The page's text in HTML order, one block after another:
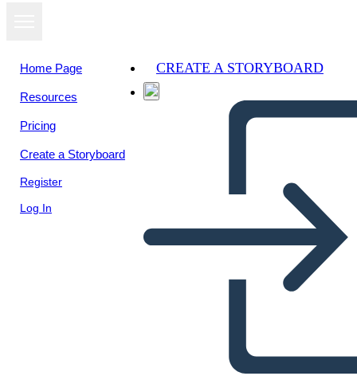
Home Page
Resources
Pricing
Create a Storyboard
Register
Log In
CREATE A STORYBOARD
View as
slideshow